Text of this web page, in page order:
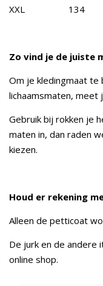
XXL 134
Zo vind je de juiste
Om je kledingmaat te
lichaamsmaten, meet
Gebruik bij rokken je
maten in, dan raden
kiezen.
Houd er rekening
Alleen de petticoat
De jurk en de andere
online shop.